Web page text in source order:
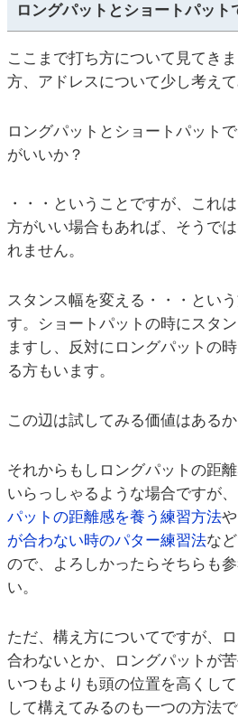
ロングパットとショートパット
ここまで打ち方について見てき
方、アドレスについて少し考えて
ロングパットとショートパット
がいいか？
・・・ということですが、これ
方がいい場合もあれば、そうで
れません。
スタンス幅を変える・・・とい
す。ショートパットの時にスタ
ますし、反対にロングパットの
る方もいます。
この辺は試してみる価値はあるか
それからもしロングパットの距
いらっしゃるような場合ですが
パットの距離感を養う練習方法や
が合わない時のパター練習法な
ので、よろしかったらそちらも
い。
ただ、構え方についてですが、
合わないとか、ロングパットが
いつもよりも頭の位置を高くし
して構えてみるのも一つの方法で